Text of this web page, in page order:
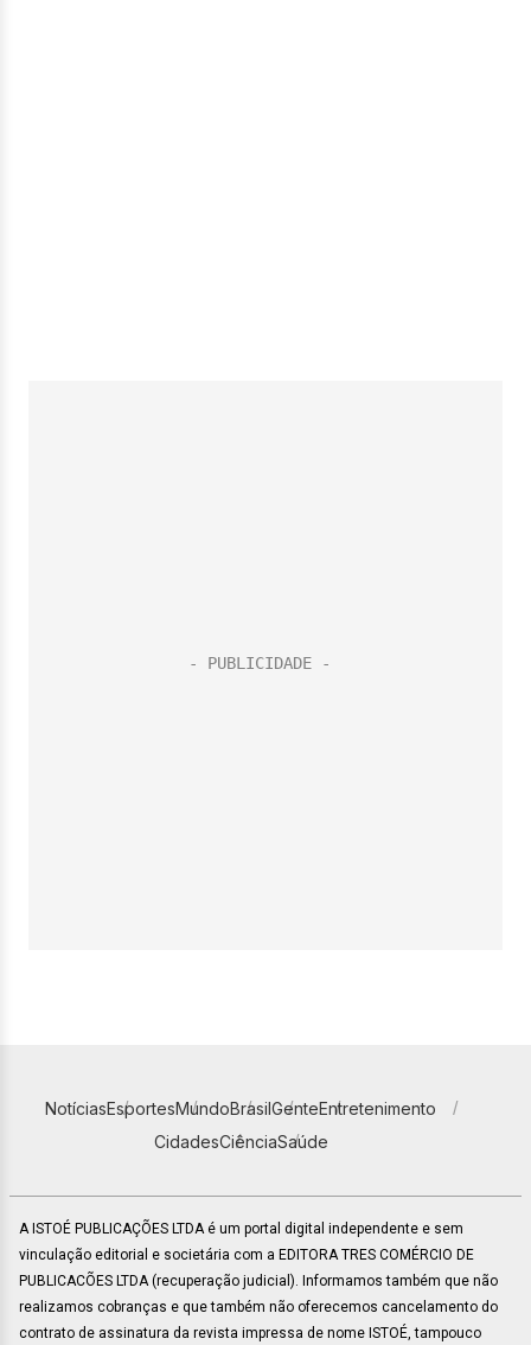
NotíciasEsportesMundoBrasilGenteEntretenimento
CidadesCiênciaSaúde
A ISTOÉ PUBLICAÇÕES LTDA é um portal digital independente e sem
vinculação editorial e societária com a EDITORA TRES COMÉRCIO DE
PUBLICACÕES LTDA (recuperação judicial). Informamos também que não
realizamos cobranças e que também não oferecemos cancelamento do
contrato de assinatura da revista impressa de nome ISTOÉ, tampouco